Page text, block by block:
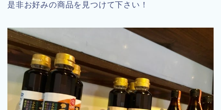
是非お好みの商品を見つけて下さい！